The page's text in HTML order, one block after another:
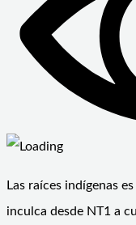
Las raíces indígenas
inculca desde NT1 a